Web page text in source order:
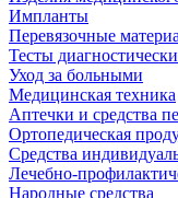
Импланты
Перевязочные
Тесты
Уход за больными
Медицинская техника
Аптечки и средства
Ортопедическая
Средства
Лечебно-
Народные средства